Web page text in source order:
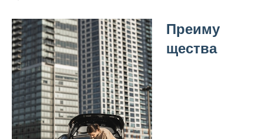
Преиму
щества